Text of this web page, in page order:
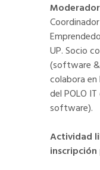
UP. Socio
(software
colabora en
del POLO
software).
Actividad
inscripción